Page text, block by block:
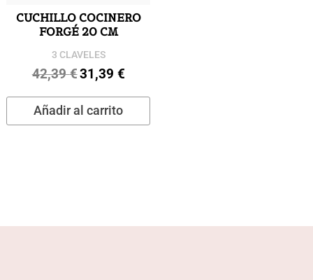
CUCHILLO COCINERO
FORGÉ 20 CM
3 CLAVELES
42,39€ El
original
era:
31,39 €El
es:
Añadir al carrito